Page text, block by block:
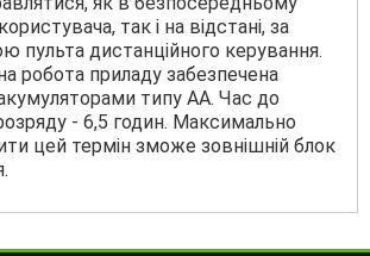
так і на відстані, за
пульта дистанційного керування.
робота приладу забезпечена
типу АА. Час до
- 6,5 годин. Максимально
цей термін зможе зовнішній блок